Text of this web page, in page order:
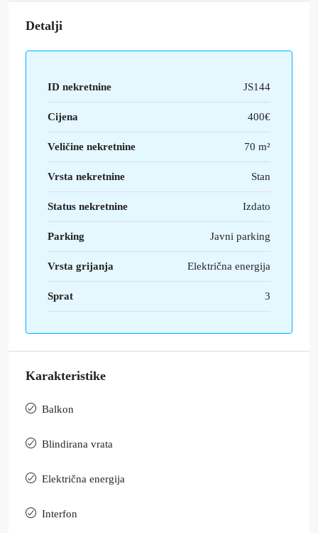
Detalji
ID nekretnine JS144
Cijena 400€
Veličine nekretnine 70 m²
Vrsta nekretnine Stan
Status nekretnine Izdato
Parking Javni parking
Vrsta grijanja Električna energija
Sprat 3
Karakteristike
Balkon
Blindirana vrata
Električna energija
Interfon